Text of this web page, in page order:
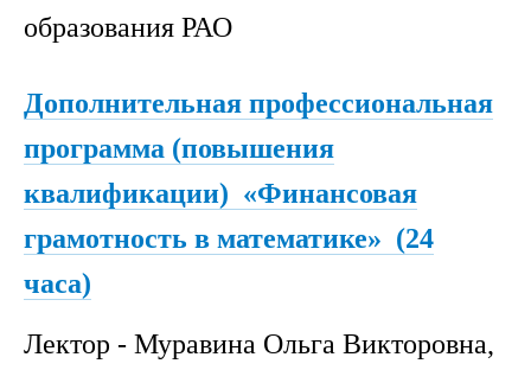
образования РАО
Дополнительная профессиональная
программа (повышения
квалификации) «Финансовая
грамотность в математике» (24
часа)
Лектор - Муравина Ольга Викторовна,